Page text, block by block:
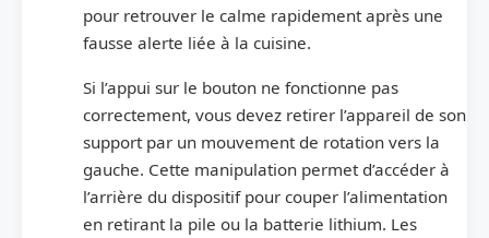
pour retrouver le calme rapidement après une
fausse alerte liée à la cuisine.
Si l’appui sur le bouton ne fonctionne pas
correctement, vous devez retirer l’appareil de son
support par un mouvement de rotation vers la
gauche. Cette manipulation permet d’accéder à
l’arrière du dispositif pour couper l’alimentation
en retirant la pile ou la batterie lithium. Les